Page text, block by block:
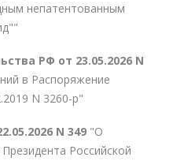
непатентованным
РФ от 23.05.2026 N
в Распоряжение
N 3260-р"
N 349 "О
Российской